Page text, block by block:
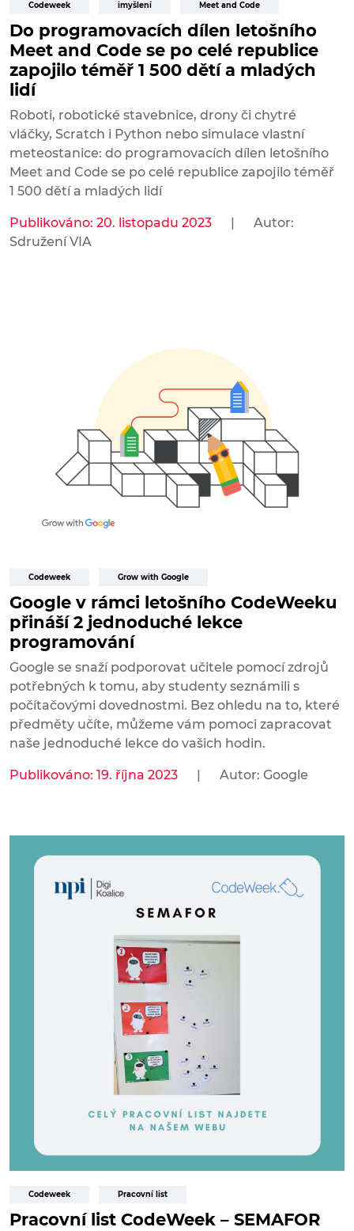
Codeweek imyšlení Meet and Code
Do programovacích dílen letošního
Meet and Code se po celé republice
zapojilo téměř 1 500 dětí a mladých
lidí
Roboti, robotické stavebnice, drony či chytré
vláčky, Scratch i Python nebo simulace vlastní
meteostanice: do programovacích dílen letošního
Meet and Code se po celé republice zapojilo téměř
1 500 dětí a mladých lidí
Publikováno: 20. listopadu 2023
Autor:
Sdružení VIA
Codeweek Grow with Google
Google v rámci letošního CodeWeeku
přináší 2 jednoduché lekce
programování
Google se snaží podporovat učitele pomocí zdrojů
potřebných k tomu, aby studenty seznámili s
počítačovými dovednostmi. Bez ohledu na to, které
předměty učíte, můžeme vám pomoci zapracovat
naše jednoduché lekce do vašich hodin.
Publikováno: 19. října 2023 Autor: Google
Codeweek Pracovní list
Pracovní list CodeWeek – SEMAFOR